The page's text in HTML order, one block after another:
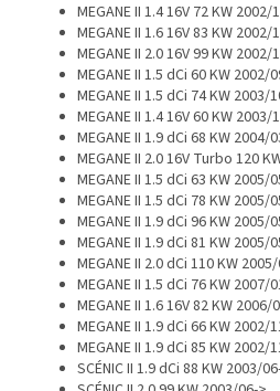
MEGANE II 1.4 16V 72 KW
MEGANE II 1.6 16V 83 KW
MEGANE II 2.0 16V 99 KW
MEGANE II 1.5 dCi 60 KW 2002/
MEGANE II 1.5 dCi 74 KW 2003/
MEGANE II 1.4 16V 60 KW
MEGANE II 1.9 dCi 68 KW 2004/
MEGANE II 2.0 16V Turbo 120
MEGANE II 1.5 dCi 63 KW 2005/
MEGANE II 1.5 dCi 78 KW 2005/
MEGANE II 1.9 dCi 96 KW 2005/
MEGANE II 1.9 dCi 81 KW 2005/
MEGANE II 2.0 dCi 110 KW
MEGANE II 1.5 dCi 76 KW 2007/
MEGANE II 1.6 16V 82 KW
MEGANE II 1.9 dCi 66 KW 2002/
MEGANE II 1.9 dCi 85 KW 2002/
SCÉNIC II 1.9 dCi 88 KW 2003/